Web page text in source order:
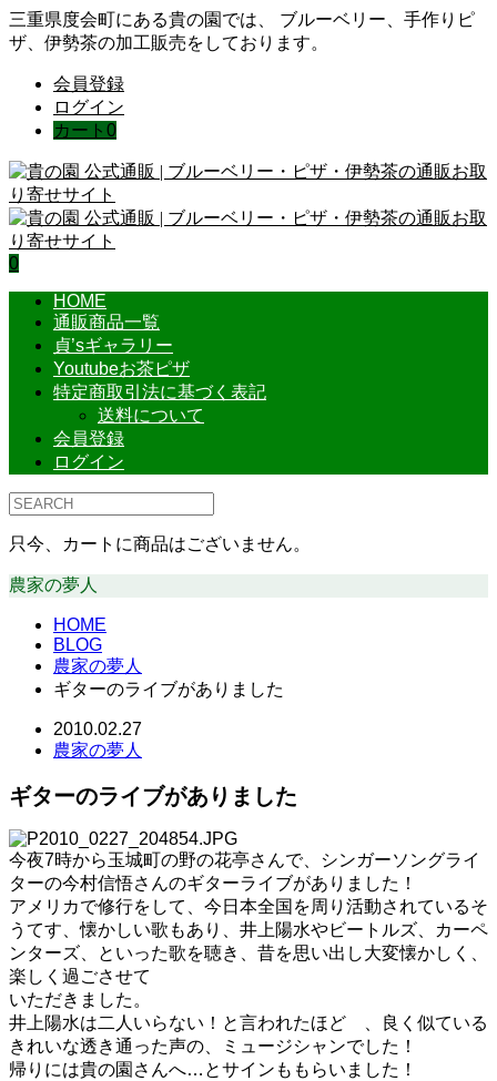
三重県度会町にある貴の園では、 ブルーベリー、手作りピ
ザ、伊勢茶の加工販売をしております。
会員登録
ログイン
カート 0
0
HOME
通販商品一覧
貞’sギャラリー
Youtubeお茶ピザ
特定商取引法に基づく表記
送料について
会員登録
ログイン
只今、カートに商品はございません。
農家の夢人
HOME
BLOG
農家の夢人
ギターのライブがありました
2010.02.27
農家の夢人
ギターのライブがありました
今夜7時から玉城町の野の花亭さんで、シンガーソングライ
ターの今村信悟さんのギターライブがありました！
アメリカで修行をして、今日本全国を周り活動されているそ
うてす、懐かしい歌もあり、井上陽水やビートルズ、カーペ
ンターズ、といった歌を聴き、昔を思い出し大変懐かしく、
楽しく過ごさせて
いただきました。
井上陽水は二人いらない！と言われたほど 、良く似ている
きれいな透き通った声の、ミュージシャンでした！
帰りには貴の園さんへ…とサインももらいました！